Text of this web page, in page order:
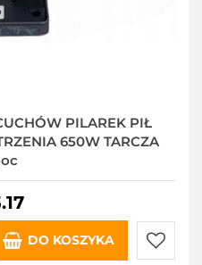
PILAREK PIŁ
650W TARCZA
DO KOSZYKA